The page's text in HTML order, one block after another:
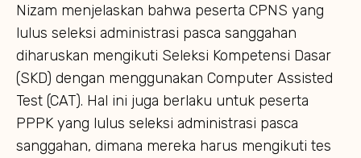
Nizam menjelaskan bahwa peserta CPNS yang
lulus seleksi administrasi pasca sanggahan
diharuskan mengikuti Seleksi Kompetensi Dasar
(SKD) dengan menggunakan Computer Assisted
Test (CAT). Hal ini juga berlaku untuk peserta
PPPK yang lulus seleksi administrasi pasca
sanggahan, dimana mereka harus mengikuti tes